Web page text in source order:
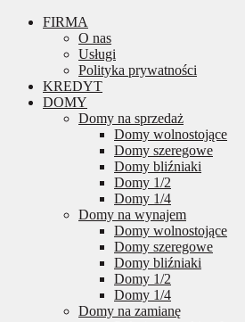
FIRMA
O nas
Usługi
Polityka prywatności
KREDYT
DOMY
Domy na sprzedaż
Domy wolnostojące
Domy szeregowe
Domy bliźniaki
Domy 1/2
Domy 1/4
Domy na wynajem
Domy wolnostojące
Domy szeregowe
Domy bliźniaki
Domy 1/2
Domy 1/4
Domy na zamianę